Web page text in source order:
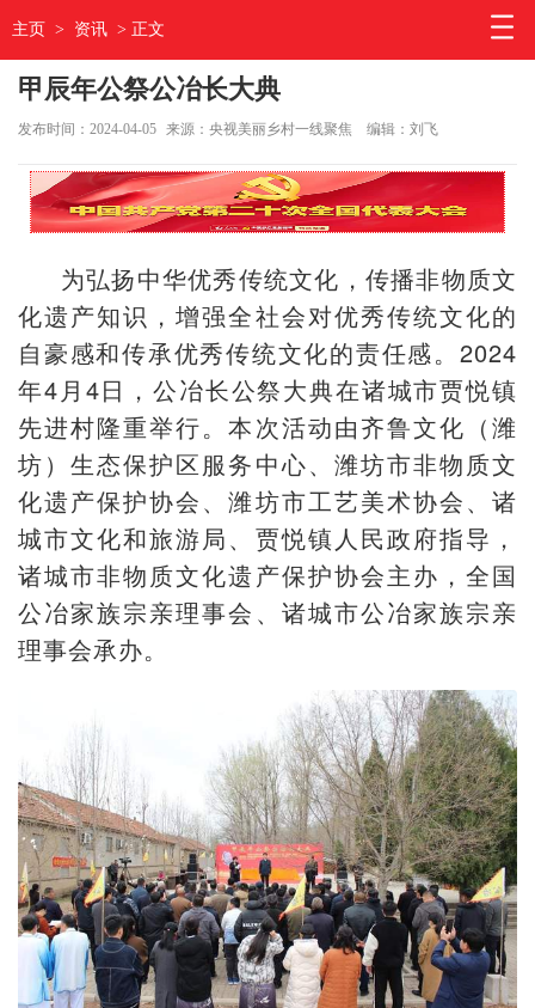
主页 > 资讯 > 正文
甲辰年公祭公冶长大典
发布时间：2024-04-05 来源：央视美丽乡村一线聚焦 编辑：刘飞
为弘扬中华优秀传统文化，传播非物质文
化遗产知识，增强全社会对优秀传统文化的
自豪感和传承优秀传统文化的责任感。2024
年4月4日，公冶长公祭大典在诸城市贾悦镇
先进村隆重举行。本次活动由齐鲁文化（潍
坊）生态保护区服务中心、潍坊市非物质文
化遗产保护协会、潍坊市工艺美术协会、诸
城市文化和旅游局、贾悦镇人民政府指导，
诸城市非物质文化遗产保护协会主办，全国
公冶家族宗亲理事会、诸城市公冶家族宗亲
理事会承办。